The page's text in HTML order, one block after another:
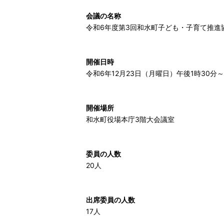
会議の名称
令和6年度第3回和水町子ども・子育て推進
開催日時
令和6年12月23日（月曜日）午後1時30分～
開催場所
和水町役場本庁3階大会議室
委員の人数
20人
出席委員の人数
17人